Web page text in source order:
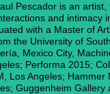
Pescador is an
and intimacy
with a Master of
the University of
Mexico City,
Performa 2015;
Los Angeles; Hammer
Guggenheim Gallery